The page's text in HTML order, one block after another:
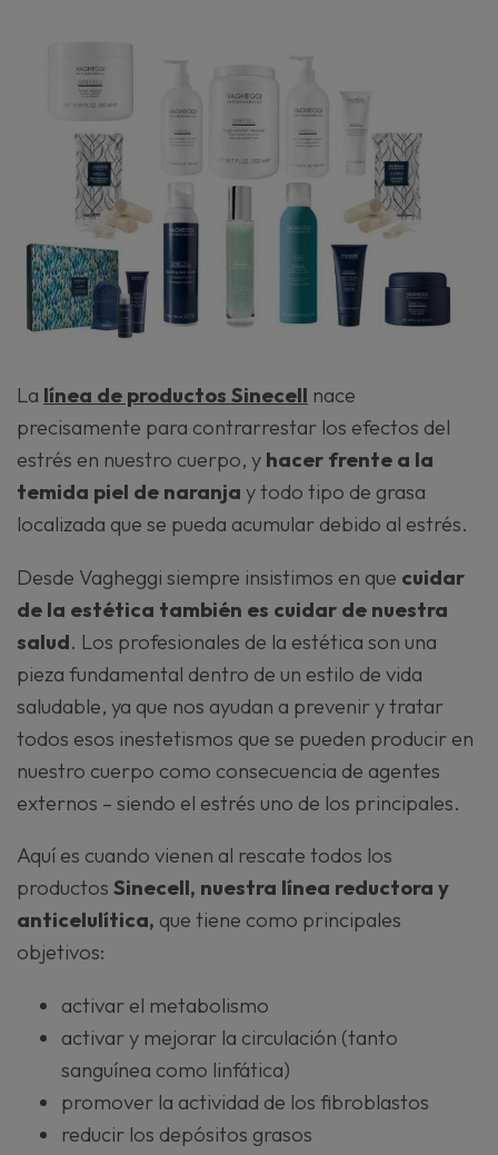
La línea de productos Sinecell nace
precisamente para contrarrestar los efectos del
estrés en nuestro cuerpo, y hacer frente a la
temida piel de naranja y todo tipo de grasa
localizada que se pueda acumular debido al estrés.
Desde Vagheggi siempre insistimos en que cuidar
de la estética también es cuidar de nuestra
salud. Los profesionales de la estética son una
pieza fundamental dentro de un estilo de vida
saludable, ya que nos ayudan a prevenir y tratar
todos esos inestetismos que se pueden producir en
nuestro cuerpo como consecuencia de agentes
externos – siendo el estrés uno de los principales.
Aquí es cuando vienen al rescate todos los
productos Sinecell, nuestra línea reductora y
anticelulítica, que tiene como principales
objetivos:
activar el metabolismo
activar y mejorar la circulación (tanto
sanguínea como linfática)
promover la actividad de los fibroblastos
reducir los depósitos grasos